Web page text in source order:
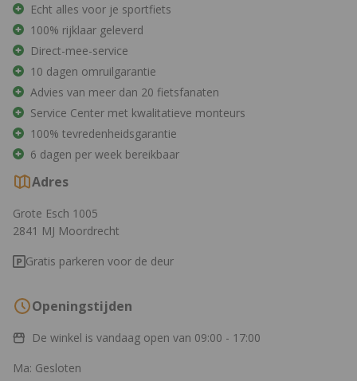
Echt alles voor je sportfiets
100% rijklaar geleverd
Direct-mee-service
10 dagen omruilgarantie
Advies van meer dan 20 fietsfanaten
Service Center met kwalitatieve monteurs
100% tevredenheidsgarantie
6 dagen per week bereikbaar
Adres
Grote Esch 1005
2841 MJ Moordrecht
Gratis parkeren voor de deur
Openingstijden
De winkel is vandaag open van 09:00 - 17:00
Ma: Gesloten